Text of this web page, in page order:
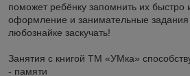
поможет ребёнку запомнить их быстро
оформление и занимательные
любознайке заскучать!
Занятия с книгой ТМ «УМка»
- памяти